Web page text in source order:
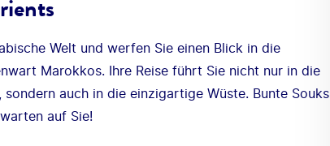
Welt und werfen Sie einen Blick in die
Marokkos. Ihre Reise führt Sie nicht nur in die
auch in die einzigartige Wüste. Bunte Souks
auf Sie!